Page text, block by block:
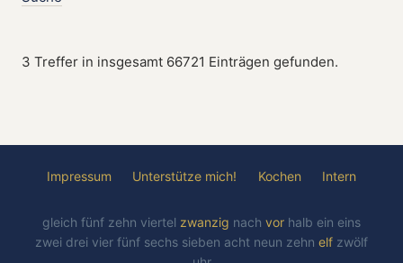
3 Treffer in insgesamt 66721 Einträgen gefunden.
Impressum Unterstütze mich! Kochen Intern
gleich fünf zehn viertel zwanzig nach vor halb ein eins
zwei drei vier fünf sechs sieben acht neun zehn elf zwölf